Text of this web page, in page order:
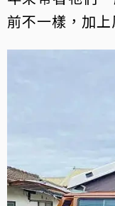
前不一樣，加上